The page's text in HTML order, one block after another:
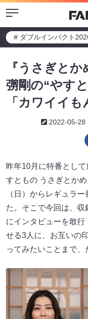
Menu
# ダブルインパクト
『うさぎと
彅剛の“やす
「カワイイも
2022-05-28
昨年10月に特番とし
すともの うさぎとか
（日）からレギュラ
た。そこで今回は、収
にインタビューを敢
せる3人に、お互いの
ってみたいことまで、